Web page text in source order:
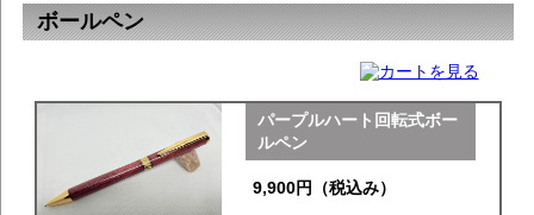
ボールペン
パープルハート回転式ボー
ルペン
9,900円（税込み）